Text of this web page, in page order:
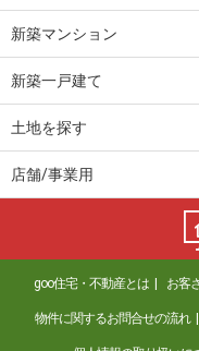
新築マンション
新築一戸建て
土地を探す
店舗/事業用
goo住宅・不動産とは お客
物件に関するお問合せの流れ